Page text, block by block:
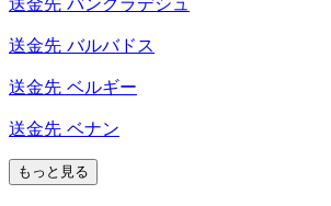
送金先 バルバドス
送金先 ベルギー
送金先 ベナン
もっと見る